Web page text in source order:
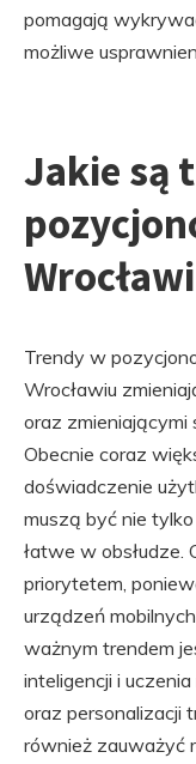
pomagają
możliwe
Jakie są
Trendy w
Wrocławiu
oraz zmieniającymi
Obecnie coraz
doświadczenie
muszą być nie
łatwe w obsłudze.
priorytetem,
urządzeń
ważnym trendem
inteligencji i
oraz personalizacji
również zauważyć